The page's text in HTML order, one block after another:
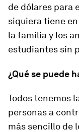
de dólares para
siquiera tiene
la familia y los
estudiantes sin
¿Qué se puede
Todos tenemos
personas a
más sencillo de